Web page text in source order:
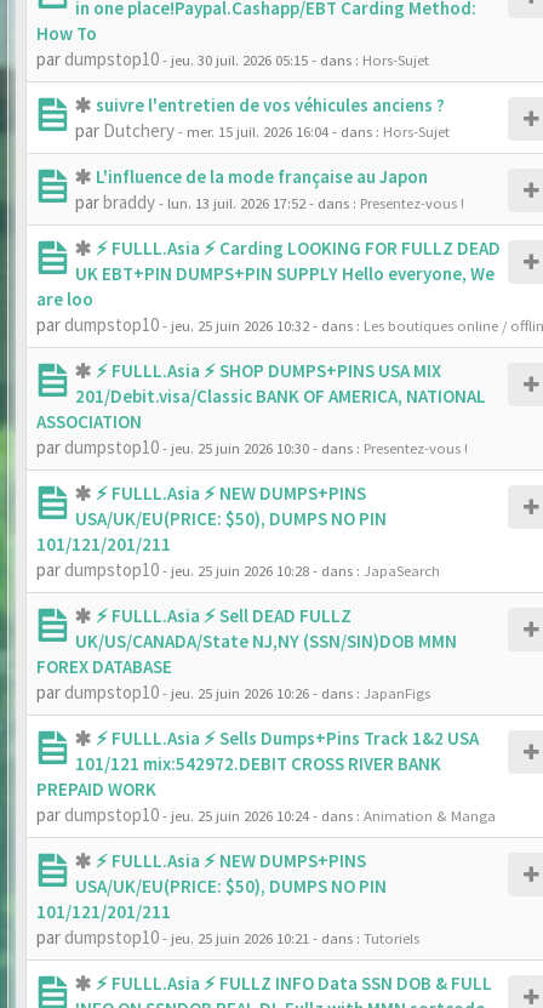
in one place!Paypal.Cashapp/EBT Carding Method:
How To
par dumpstop10- jeu. 30 juil. 2026 05:15- dans : Hors-Sujet
suivre l'entretien de vos véhicules anciens ?
par Dutchery- mer. 15 juil. 2026 16:04- dans : Hors-Sujet
L'influence de la mode française au Japon
parbraddy- lun. 13 juil. 2026 17:52- dans : Presentez-vous !
⚡ FULLL.Asia ⚡ Carding LOOKING FOR FULLZ DEAD
UK EBT+PIN DUMPS+PIN SUPPLY Hello everyone, We
are loo
par dumpstop10- jeu. 25 juin 2026 10:32- dans : Les boutiques online /
⚡ FULLL.Asia ⚡ SHOP DUMPS+PINS USA MIX
201/Debit.visa/Classic BANK OF AMERICA, NATIONAL
ASSOCIATION
par dumpstop10- jeu. 25 juin 2026 10:30- dans : Presentez-vous !
⚡ FULLL.Asia ⚡ NEW DUMPS+PINS
USA/UK/EU(PRICE: $50), DUMPS NO PIN
101/121/201/211
par dumpstop10- jeu. 25 juin 2026 10:28- dans : JapaSearch
⚡ FULLL.Asia ⚡ Sell DEAD FULLZ
UK/US/CANADA/State NJ,NY (SSN/SIN)DOB MMN
FOREX DATABASE
par dumpstop10- jeu. 25 juin 2026 10:26- dans : JapanFigs
⚡ FULLL.Asia ⚡ Sells Dumps+Pins Track 1&2 USA
101/121 mix:542972.DEBIT CROSS RIVER BANK
PREPAID WORK
par dumpstop10- jeu. 25 juin 2026 10:24- dans : Animation & Manga
⚡ FULLL.Asia ⚡ NEW DUMPS+PINS
USA/UK/EU(PRICE: $50), DUMPS NO PIN
101/121/201/211
par dumpstop10- jeu. 25 juin 2026 10:21 - dans : Tutoriels
⚡ FULLL.Asia ⚡ FULLZ INFO Data SSN DOB & FULL